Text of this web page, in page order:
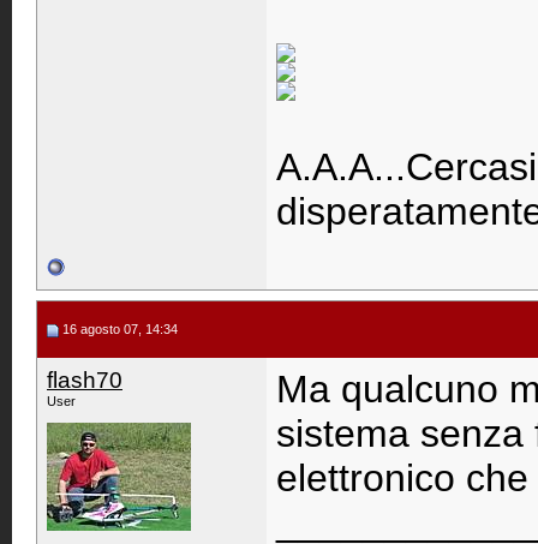
16 agosto 07, 14:34
flash70
User
Ma qualcuno
sistema
elettronico